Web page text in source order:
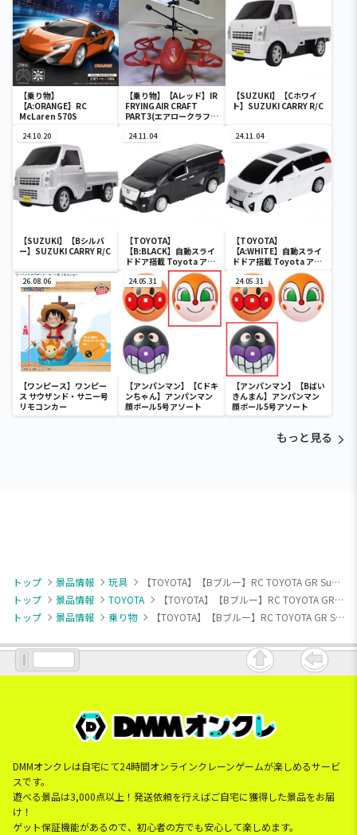
【乗り物】
【A:ORANGE】RC
McLaren 570S
【乗り物】【Aレッド】IR
FRYING AIR CRAFT
PART3(エアロークラフト
【SUZUKI】【Cホワイ
ト】SUZUKI CARRY R/C
24.10.20
【SUZUKI】【Bシルバ
ー】SUZUKI CARRY R/C
24.11.04
【TOYOTA】
【B:BLACK】自動スライ
ドドア搭載 Toyota アル
ファード R/C
24.11.04
【TOYOTA】
【A:WHITE】自動スライ
ドドア搭載 Toyota アル
ファード R/C
26.08.06
【ワンピース】ワンピー
ス サウザンド・サニー号
リモコンカー
24.05.31
【アンパンマン】【Cドキ
ンちゃん】アンパンマン
顔ボール5号アソート
24.05.31
【アンパンマン】【Bばい
きんまん】アンパンマン
顔ボール5号アソート
もっと見る
トップ 景品情報 玩具
【TOYOTA】【Bブルー】RC TOYOTA GR Supra (3263)
トップ
景品情報 TOYOTA
【TOYOTA】【Bブルー】RC TOYOTA GR Supra (3263)
トップ
景品情報 乗り物 【TOYOTA】【Bブルー】RC TOYOTA GR Supra (3263)
DMMオンクレは自宅にて24時間オンラインクレーンゲームが楽しめるサービ
スです。
遊べる景品は3,000点以上！発送依頼を行えばご自宅に獲得した景品をお届
け！
ゲット保証機能があるので、初心者の方でも安心して楽しめます。